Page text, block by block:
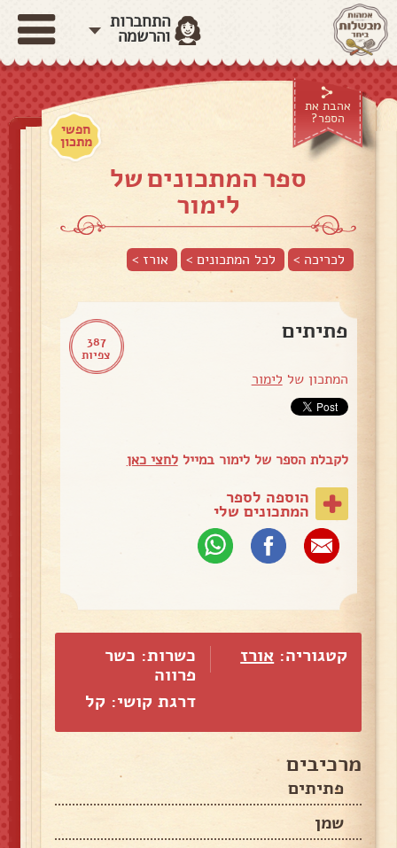
התחברות
והרשמה
אהבת את
הספר?
חפשי
מתכון
ספר המתכונים של
לימור
לכריכה > לכל המתכונים > אורז >
387
צפיות
פתיתים
המתכון של לימור
לקבלת הספר של לימור במייללחצי כאן
הוספה לספר
המתכונים שלי
קטגוריה: אורז
כשרות: כשר
פרווה
דרגת קושי: קל
מרכיבים
פתיתים
שמן